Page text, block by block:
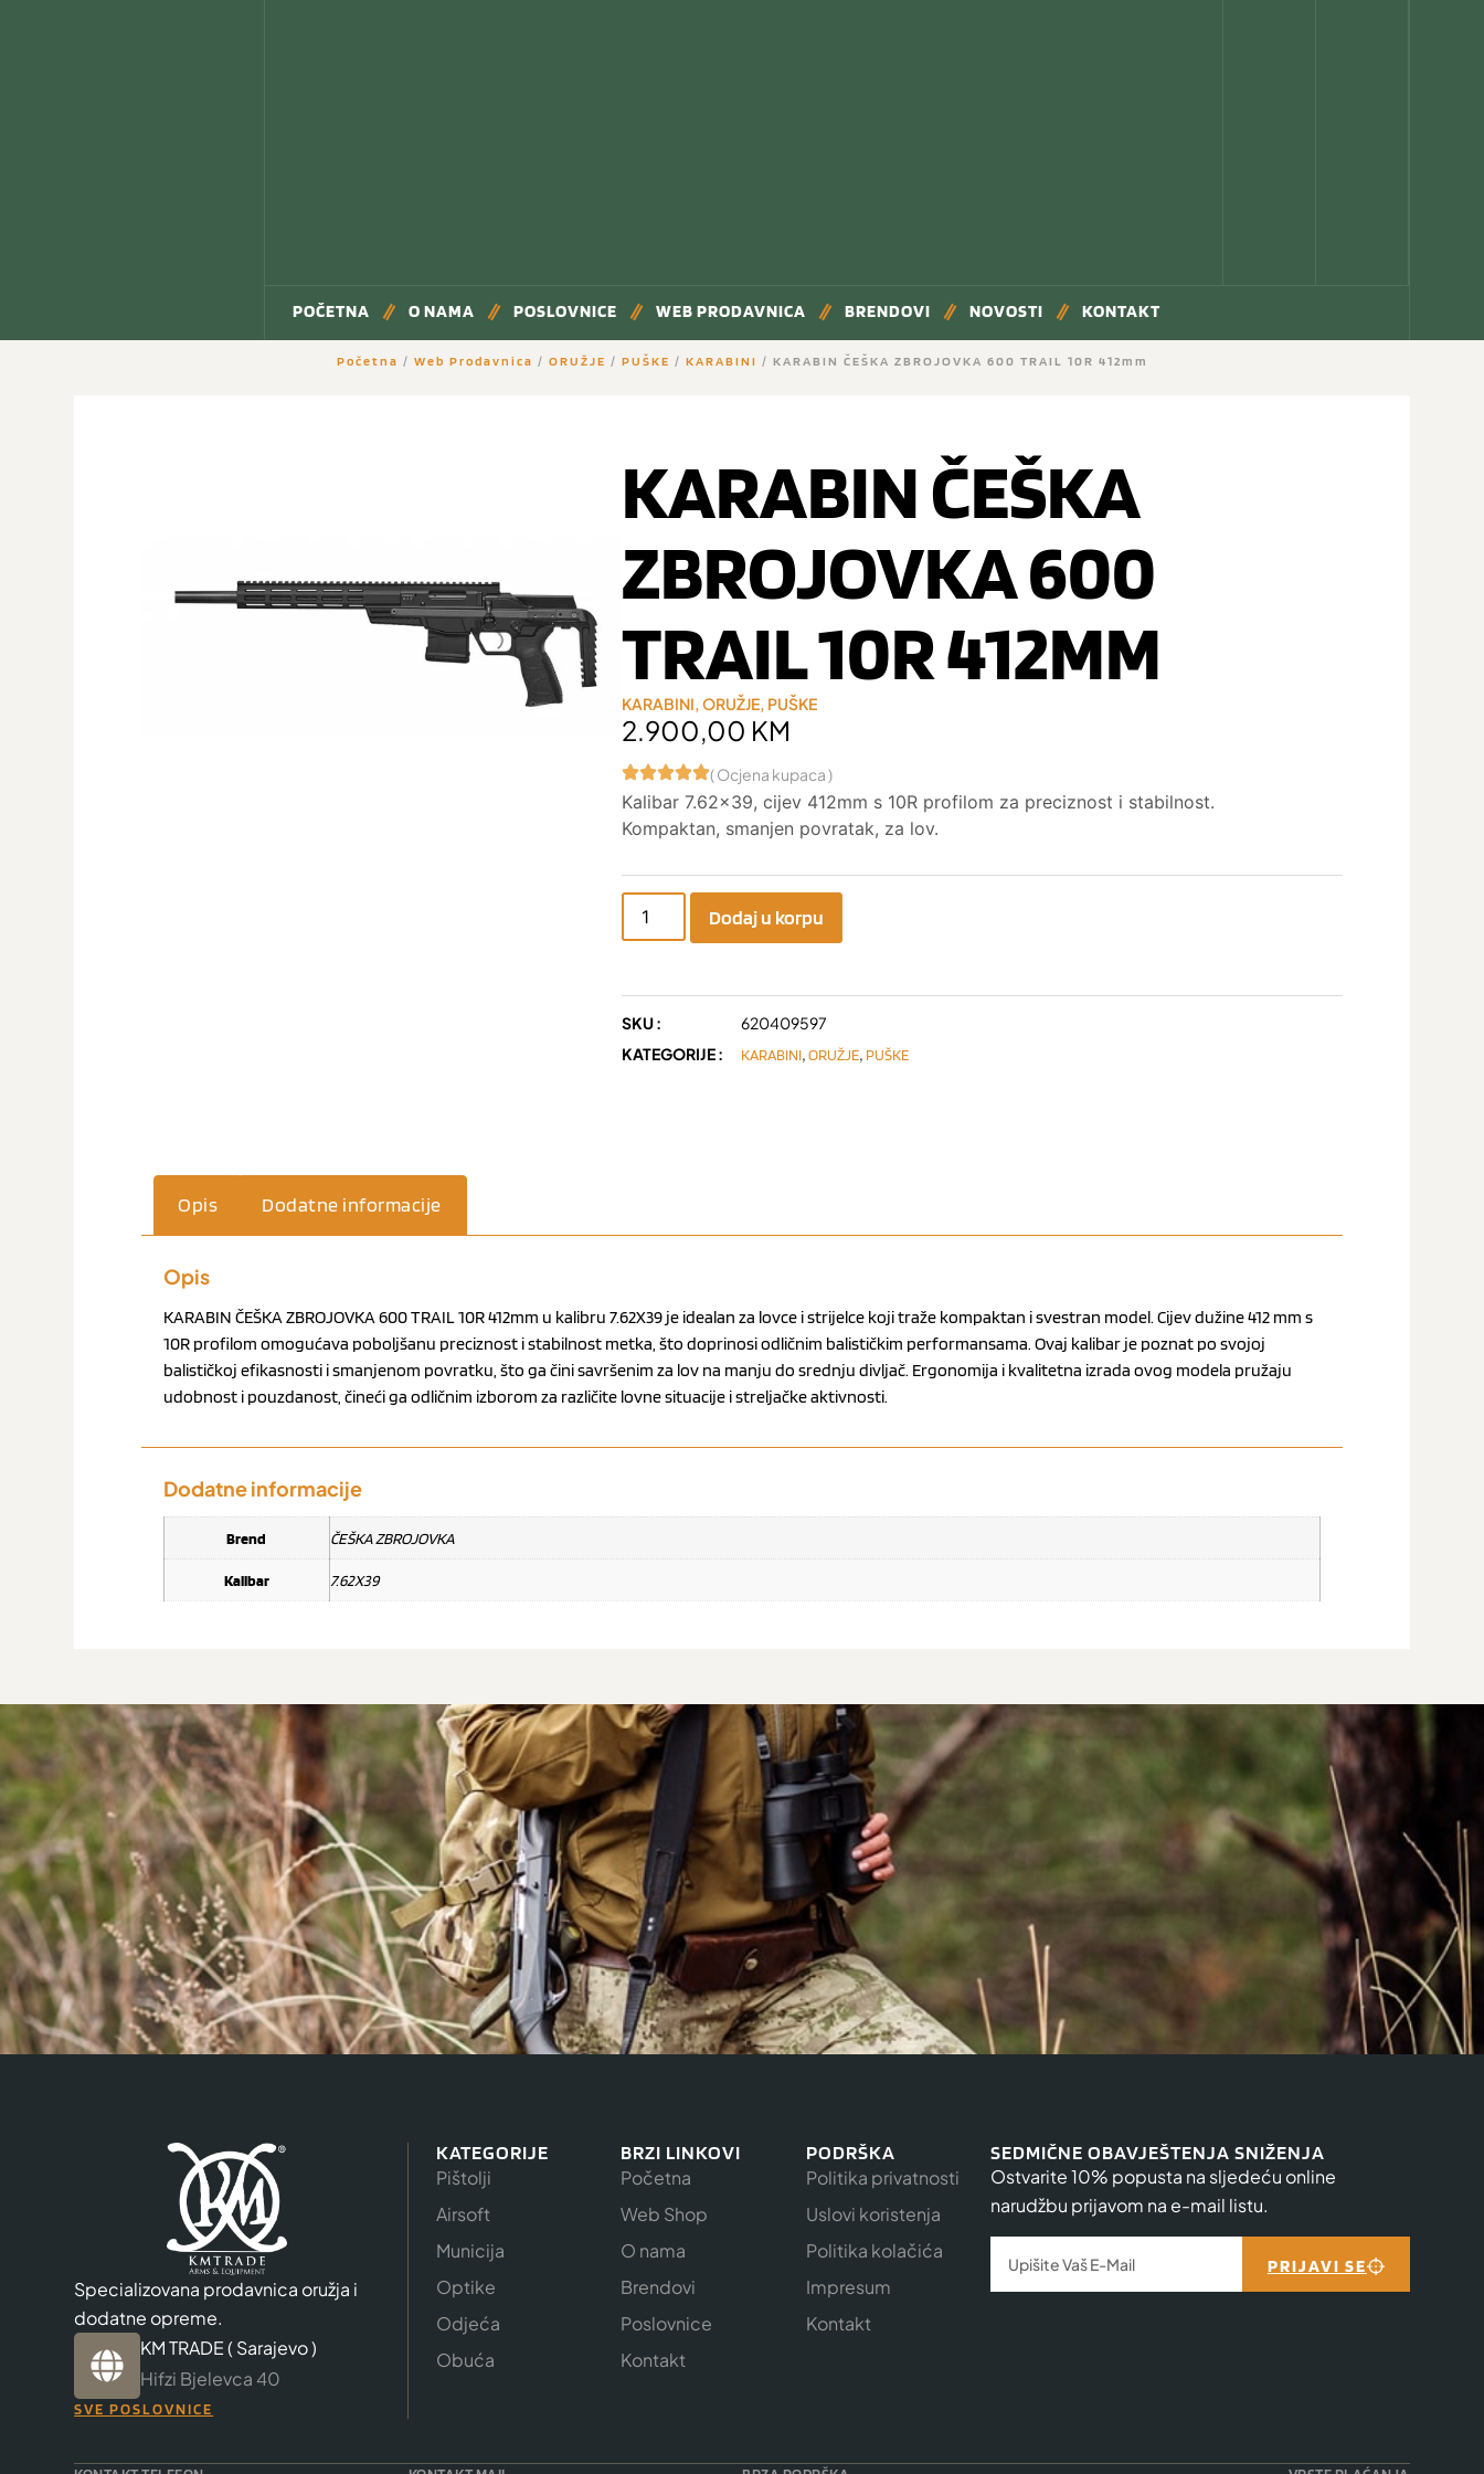
POČETNA O NAMA POSLOVNICE WEB PRODAVNICA BRENDOVI NOVOSTI KONTAKT
Početna / Web Prodavnica / ORUŽJE / PUŠKE / KARABINI / KARABIN ČEŠKA ZBROJOVKA 600 TRAIL 10R 412mm
KARABIN ČEŠKA
ZBROJOVKA 600
TRAIL 10R 412MM
KARABINI,ORUŽJE, PUŠKE
2.900,00 KM
( Ocjena kupaca )
Kalibar 7.62×39, cijev 412mm s 10R profilom za preciznost i stabilnost.
Kompaktan, smanjen povratak, za lov.
Dodaj u korpu
SKU :
620409597
KATEGORIJE :
KARABINI,ORUŽJE, PUŠKE
Opis Dodatne informacije
Opis
KARABIN ČEŠKA ZBROJOVKA 600 TRAIL 10R 412mm u kalibru 7.62X39 je idealan za lovce i strijelce koji traže kompaktan i svestran model. Cijev dužine 412 mm s
10R profilom omogućava poboljšanu preciznost i stabilnost metka, što doprinosi odličnim balističkim performansama. Ovaj kalibar je poznat po svojoj
balističkoj efikasnosti i smanjenom povratku, što ga čini savršenim za lov na manju do srednju divljač. Ergonomija i kvalitetna izrada ovog modela pružaju
udobnost i pouzdanost, čineći ga odličnim izborom za različite lovne situacije i streljačke aktivnosti.
Dodatne informacije
Brend ČEŠKA ZBROJOVKA
Kalibar 7.62X39
Specializovana prodavnica oružja i
dodatne opreme.
KM TRADE ( Sarajevo )
Hifzi Bjelevca 40
SVE POSLOVNICE
KATEGORIJE
Pištolji
Airsoft
Municija
Optike
Odjeća
Obuća
BRZI LINKOVI
Početna
Web Shop
O nama
Brendovi
Poslovnice
Kontakt
PODRŠKA
Politika privatnosti
Uslovi koristenja
Politika kolačića
Impresum
Kontakt
SEDMIČNE OBAVJEŠTENJA SNIŽENJA
Ostvarite 10% popusta na sljedeću online
narudžbu prijavom na e-mail listu.
PRIJAVI SE